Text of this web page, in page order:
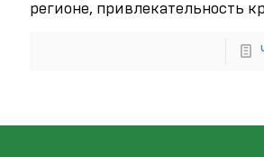
регионе, привлекательность